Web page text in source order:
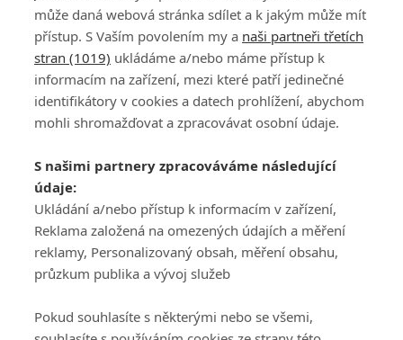
PŘIHLÁSIT
REGISTROVAT
DISKUZE
Šéfredaktorkou webu jePetr Slavík, e-mailserialy@fandimefilmu.cz
Máte-li zájem o inzerci na našem webu napište nám na e-mail
studio@koncal.com
Ochrana osobních údajů|Zásady používání cookies |Pravidla webu
Upravit nastavení soukromí
může daná webová stránka sdílet a k jakým může mít
přístup. S Vaším povolením my a naši partneři třetích
stran (1019) ukládáme a/nebo máme přístup k
informacím na zařízení, mezi které patří jedinečné
identifikátory v cookies a datech prohlížení, abychom
mohli shromažďovat a zpracovávat osobní údaje.
S našimi partnery zpracováváme následující
údaje:
Ukládání a/nebo přístup k informacím v zařízení,
Reklama založená na omezených údajích a měření
reklamy, Personalizovaný obsah, měření obsahu,
průzkum publika a vývoj služeb
Pokud souhlasíte s některými nebo se všemi,